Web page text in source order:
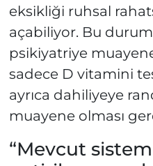
eksikliği ruhsal
açabiliyor. Bu
psikiyatriye
sadece D vitamini
ayrıca dahiliyeye
muayene olması
“Mevcut